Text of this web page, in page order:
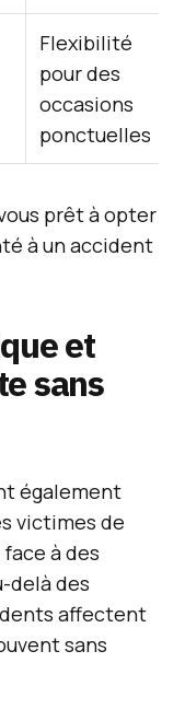
Flexibilité
pour des
occasions
ponctuelles
prêt à opter
à un accident
et
sans
également
victimes de
à des
delà des
affectent
sans